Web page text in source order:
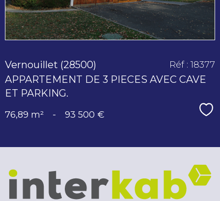
Vernouillet (28500)
APPARTEMENT DE 3 PIECES AVEC CAVE
ET PARKING.
Réf : 18377
76,89 m² - 93 500 €